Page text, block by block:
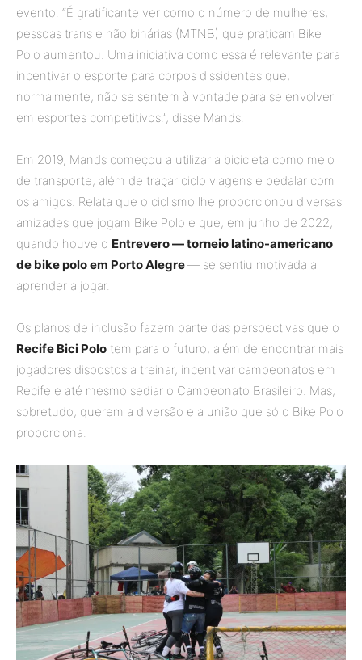
evento. “É gratificante ver como o número de mulheres,
pessoas trans e não binárias (MTNB) que praticam Bike
Polo aumentou. Uma iniciativa como essa é relevante para
incentivar o esporte para corpos dissidentes que,
normalmente, não se sentem à vontade para se envolver
em esportes competitivos.”, disse Mands.
Em 2019, Mands começou a utilizar a bicicleta como meio
de transporte, além de traçar ciclo viagens e pedalar com
os amigos. Relata que o ciclismo lhe proporcionou diversas
amizades que jogam Bike Polo e que, em junho de 2022,
quando houve o Entrevero — torneio latino-americano
de bike polo em Porto Alegre— se sentiu motivada a
aprender a jogar.
Os planos de inclusão fazem parte das perspectivas que o
Recife Bici Polo tem para o futuro, além de encontrar mais
jogadores dispostos a treinar, incentivar campeonatos em
Recife e até mesmo sediar o Campeonato Brasileiro. Mas,
sobretudo, querem a diversão e a união que só o Bike Polo
proporciona.